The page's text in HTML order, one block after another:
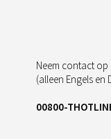
Neem contact
(alleen Engels
00800-